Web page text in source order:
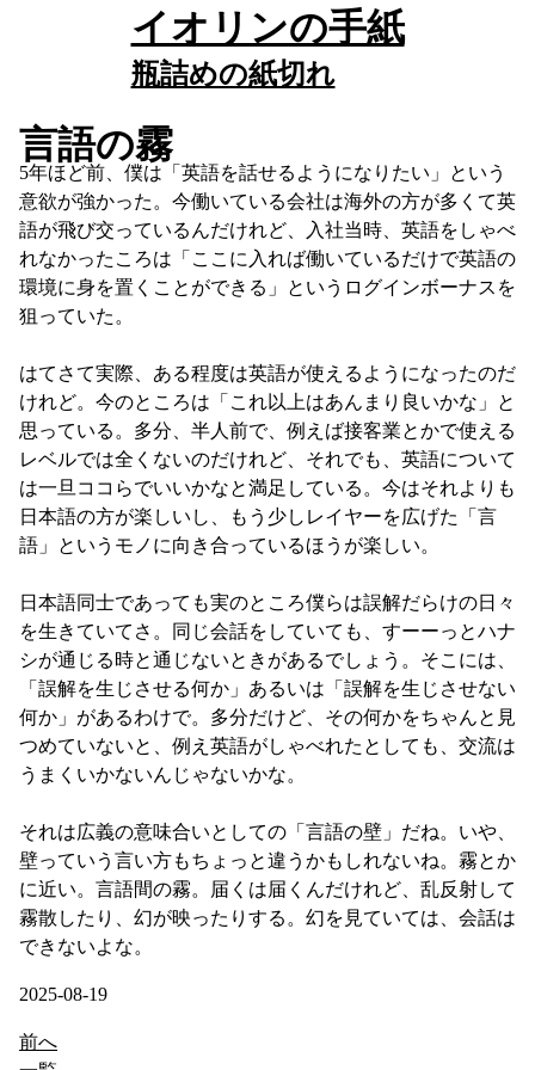
イオリンの手紙
瓶詰めの紙切れ
言語の霧
5年ほど前、僕は「英語を話せるようになりたい」という
意欲が強かった。今働いている会社は海外の方が多くて英
語が飛び交っているんだけれど、入社当時、英語をしゃべ
れなかったころは「ここに入れば働いているだけで英語の
環境に身を置くことができる」というログインボーナスを
狙っていた。
はてさて実際、ある程度は英語が使えるようになったのだ
けれど。今のところは「これ以上はあんまり良いかな」と
思っている。多分、半人前で、例えば接客業とかで使える
レベルでは全くないのだけれど、それでも、英語について
は一旦ココらでいいかなと満足している。今はそれよりも
日本語の方が楽しいし、もう少しレイヤーを広げた「言
語」というモノに向き合っているほうが楽しい。
日本語同士であっても実のところ僕らは誤解だらけの日々
を生きていてさ。同じ会話をしていても、すーーっとハナ
シが通じる時と通じないときがあるでしょう。そこには、
「誤解を生じさせる何か」あるいは「誤解を生じさせない
何か」があるわけで。多分だけど、その何かをちゃんと見
つめていないと、例え英語がしゃべれたとしても、交流は
うまくいかないんじゃないかな。
それは広義の意味合いとしての「言語の壁」だね。いや、
壁っていう言い方もちょっと違うかもしれないね。霧とか
に近い。言語間の霧。届くは届くんだけれど、乱反射して
霧散したり、幻が映ったりする。幻を見ていては、会話は
できないよな。
2025-08-19
前へ